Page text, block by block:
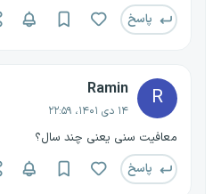
پاسخ
R
Ramin
۱۴ دی ۱۴۰۱، ۲۲:۵۹
معافیت سنی یعنی چند سال؟
پاسخ